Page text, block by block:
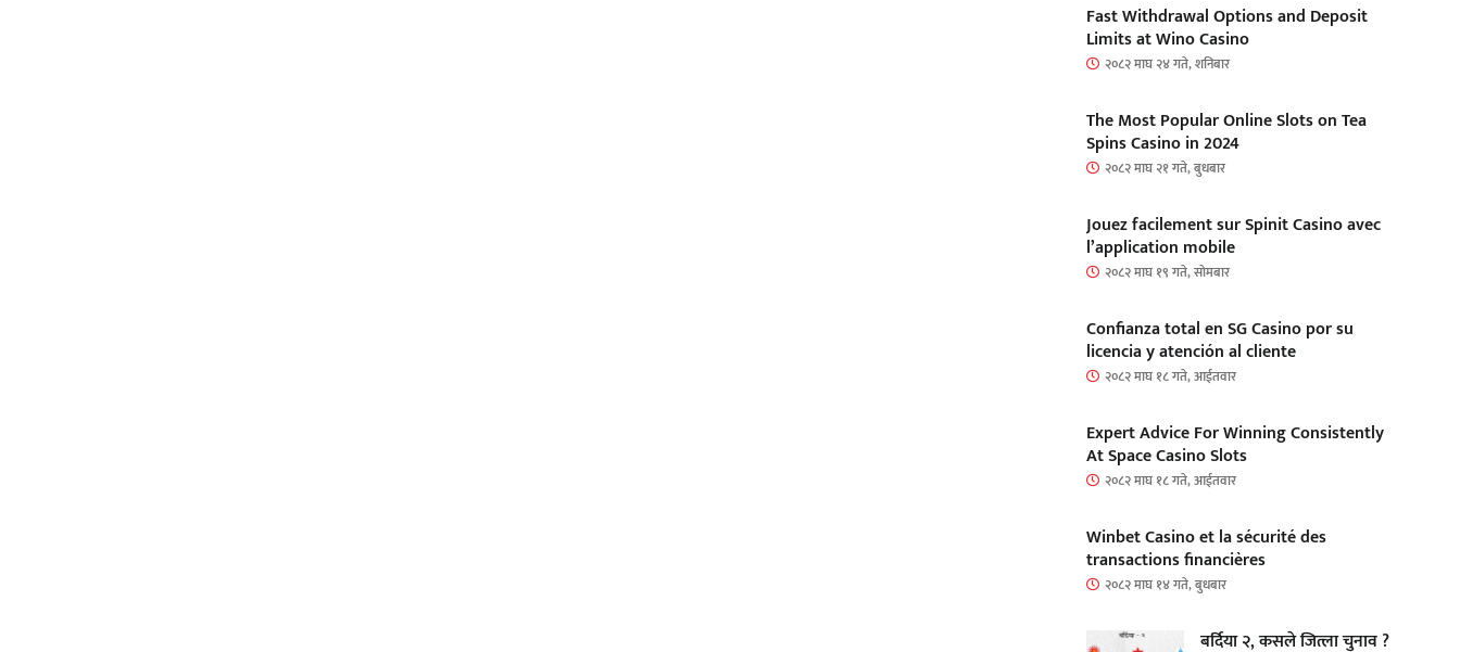
Fast Withdrawal Options and Deposit
Limits at Wino Casino
२०८२ माघ २४ गते, शनिबार
The Most Popular Online Slots on Tea
Spins Casino in 2024
२०८२ माघ २१ गते, बुधबार
Jouez facilement sur Spinit Casino avec
l’application mobile
२०८२ माघ १९ गते, सोमबार
Confianza total en SG Casino por su
licencia y atención al cliente
२०८२ माघ १८ गते, आईतवार
Expert Advice For Winning Consistently
At Space Casino Slots
२०८२ माघ १८ गते, आईतवार
Winbet Casino et la sécurité des
transactions financières
२०८२ माघ १४ गते, बुधबार
बर्दिया २, कसले जित्ला चुनाव ?